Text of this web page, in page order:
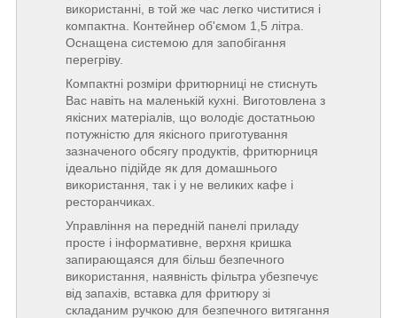
використанні, в той же час легко чиститися і
компактна. Контейнер об'ємом 1,5 літра.
Оснащена системою для запобігання
перегріву.
Компактні розміри фритюрниці не стиснуть
Вас навіть на маленькій кухні. Виготовлена з
якісних матеріалів, що володіє достатньою
потужністю для якісного приготування
зазначеного обсягу продуктів, фритюрниця
ідеально підійде як для домашнього
використання, так і у не великих кафе і
ресторанчиках.
Управління на передній панелі приладу
просте і інформативне, верхня кришка
запирающаяся для більш безпечного
використання, наявність фільтра убезпечує
від запахів, вставка для фритюру зі
складаним ручкою для безпечного витягання